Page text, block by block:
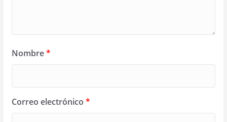
Nombre*
Correo electrónico *